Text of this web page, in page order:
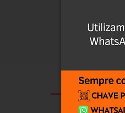
Garantia